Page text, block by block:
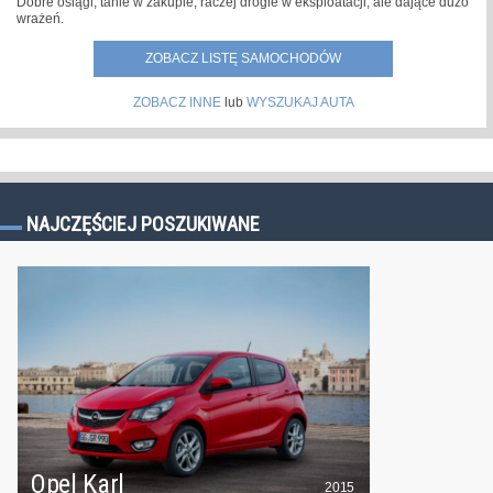
wrażeń.
ZOBACZ LISTĘ SAMOCHODÓW
ZOBACZ INNElub WYSZUKAJ AUTA
NAJCZĘŚCIEJ POSZUKIWANE
Opel Karl 2015